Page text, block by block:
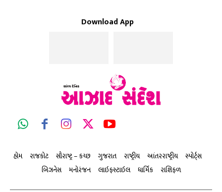
Download App
હોમ રાજકોટ સૌરાષ્ટ્ર – કચ્છ ગુજરાત રાષ્ટ્રીય આંતરરાષ્ટ્રીય
સ્પોર્ટ્સ
બિઝનેસ
મનોરંજન લાઇફસ્ટાઇલ ધાર્મિક રાશિફળ